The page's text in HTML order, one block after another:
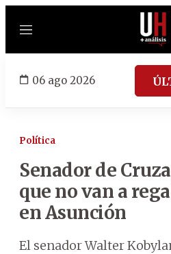
Menú
06 ago 2026
Política
Senador de
que no van a
en Asunción
El senador Walter